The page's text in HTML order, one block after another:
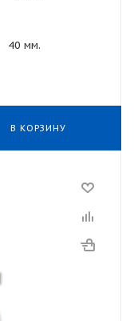
40 мм.
В КОРЗИНУ